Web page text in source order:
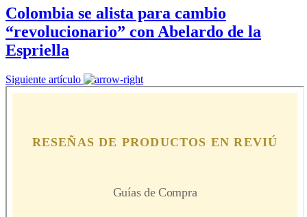
Colombia se alista para cambio
“revolucionario” con Abelardo de la
Espriella
Siguiente artículo